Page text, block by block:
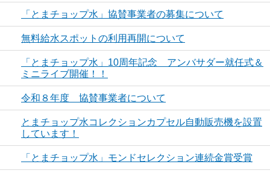
「とまチョップ水」協賛事業者の募集について
無料給水スポットの利用再開について
「とまチョップ水」10周年記念 アンバサダー就任式＆
ミニライブ開催！！
令和８年度 協賛事業者について
とまチョップ水コレクションカプセル自動販売機を設置
しています！
「とまチョップ水」モンドセレクション連続金賞受賞